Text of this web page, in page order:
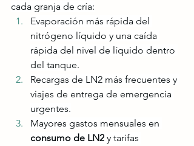
cada granja de cría:
Evaporación más rápida del
nitrógeno líquido y una caída
rápida del nivel de líquido dentro
del tanque.
Recargas de LN2 más frecuentes y
viajes de entrega de emergencia
urgentes.
Mayores gastos mensuales en
consumo de LN2 y tarifas